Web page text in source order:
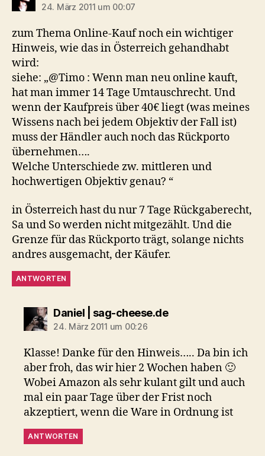
24. März 2011 um 00:07
zum Thema Online-Kauf noch ein wichtiger
Hinweis, wie das in Österreich gehandhabt
wird:
siehe: „@Timo : Wenn man neu online kauft,
hat man immer 14 Tage Umtauschrecht. Und
wenn der Kaufpreis über 40€ liegt (was meines
Wissens nach bei jedem Objektiv der Fall ist)
muss der Händler auch noch das Rückporto
übernehmen….
Welche Unterschiede zw. mittleren und
hochwertigen Objektiv genau? “
in Österreich hast du nur 7 Tage Rückgaberecht,
Sa und So werden nicht mitgezählt. Und die
Grenze für das Rückporto trägt, solange nichts
andres ausgemacht, der Käufer.
ANTWORTEN
Daniel | sag-cheese.desagt:
24. März 2011 um 00:26
Klasse! Danke für den Hinweis….. Da bin ich
aber froh, das wir hier 2 Wochen haben 🙂
Wobei Amazon als sehr kulant gilt und auch
mal ein paar Tage über der Frist noch
akzeptiert, wenn die Ware in Ordnung ist
ANTWORTEN